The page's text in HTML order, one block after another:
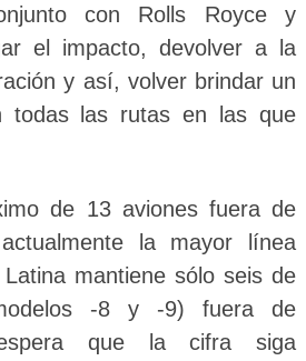
con Rolls Royce y
el impacto, devolver a la
y así, volver brindar un
todas las rutas en las que
de 13 aviones fuera de
la mayor línea
mantiene sólo seis de
-8 y -9) fuera de
que la cifra siga